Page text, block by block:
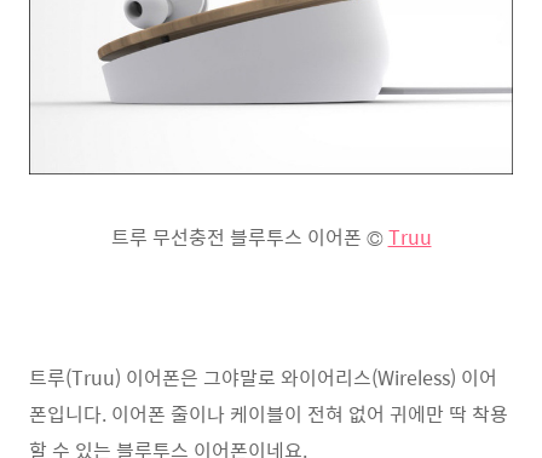
트루 무선충전 블루투스 이어폰 ©Truu
트루(Truu) 이어폰은 그야말로 와이어리스(Wireless) 이어
폰입니다. 이어폰 줄이나 케이블이 전혀 없어 귀에만 딱 착용
할 수 있는 블루투스 이어폰이네요.